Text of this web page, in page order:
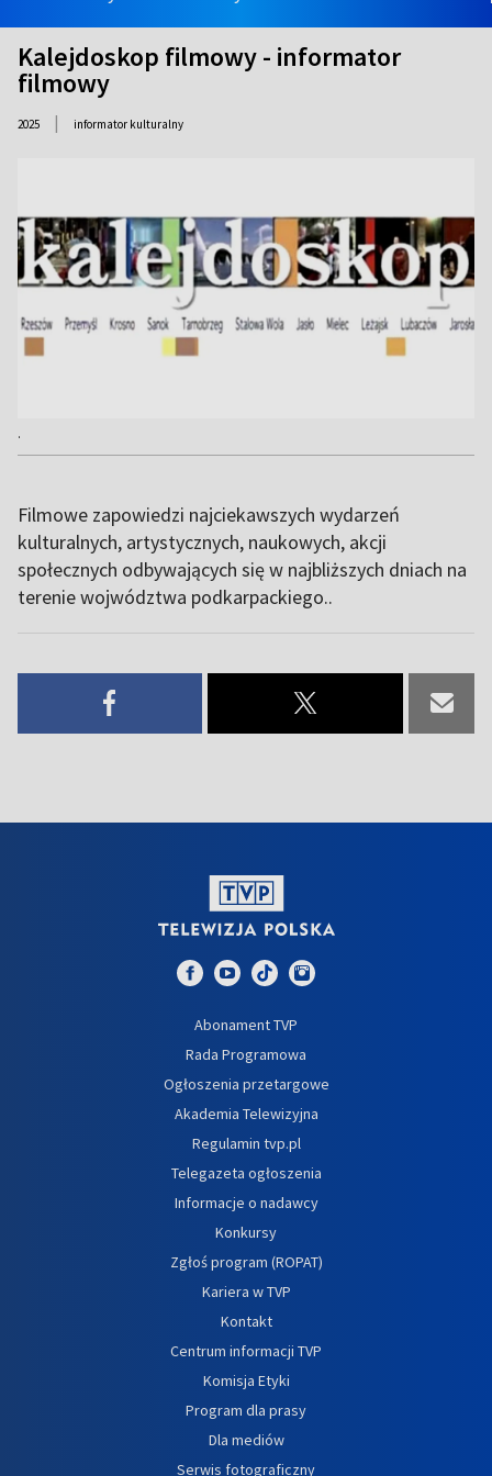
Kalejdoskop filmowy - informator
filmowy
2025 | informator kulturalny
.
Filmowe zapowiedzi najciekawszych wydarzeń
kulturalnych, artystycznych, naukowych, akcji
społecznych odbywających się w najbliższych dniach na
terenie wojwództwa podkarpackiego..
Abonament TVP
Rada Programowa
Ogłoszenia przetargowe
Akademia Telewizyjna
Regulamin tvp.pl
Telegazeta ogłoszenia
Informacje o nadawcy
Konkursy
Zgłoś program (ROPAT)
Kariera w TVP
Kontakt
Centrum informacji TVP
Komisja Etyki
Program dla prasy
Dla mediów
Serwis fotograficzny